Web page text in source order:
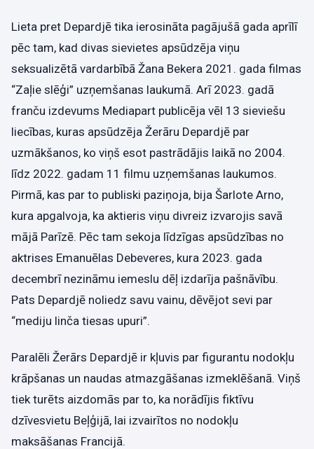
Lieta pret Depardjē tika ierosināta pagājušā gada aprīlī
pēc tam, kad divas sievietes apsūdzēja viņu
seksualizētā vardarbībā Žana Bekera 2021. gada filmas
“Zaļie slēģi” uzņemšanas laukumā. Arī 2023. gadā
franču izdevums Mediapart publicēja vēl 13 sieviešu
liecības, kuras apsūdzēja Žerāru Depardjē par
uzmākšanos, ko viņš esot pastrādājis laikā no 2004.
līdz 2022. gadam 11 filmu uzņemšanas laukumos.
Pirmā, kas par to publiski paziņoja, bija Šarlote Arno,
kura apgalvoja, ka aktieris viņu divreiz izvarojis savā
mājā Parīzē. Pēc tam sekoja līdzīgas apsūdzības no
aktrises Emanuēlas Debeveres, kura 2023. gada
decembrī nezināmu iemeslu dēļ izdarīja pašnāvību.
Pats Depardjē noliedz savu vainu, dēvējot sevi par
“mediju linča tiesas upuri”.
Paralēli Žerārs Depardjē ir kļuvis par figurantu nodokļu
krāpšanas un naudas atmazgāšanas izmeklēšanā. Viņš
tiek turēts aizdomās par to, ka norādījis fiktīvu
dzīvesvietu Beļģijā, lai izvairītos no nodokļu
maksāšanas Francijā.